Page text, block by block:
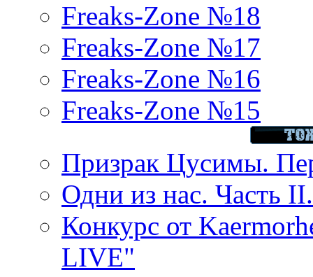
Freaks-Zone №18
Freaks-Zone №17
Freaks-Zone №16
Freaks-Zone №15
Призрак Цусимы.
Одни из нас. Часть
Конкурс от
LIVE"